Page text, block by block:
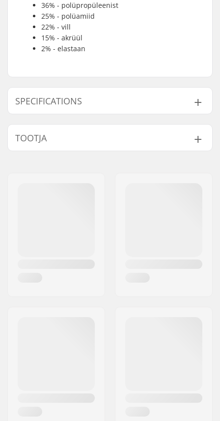
36% - polüpropüleenist
25% - polüamiid
22% - vill
15% - akrüül
2% - elastaan
SPECIFICATIONS
Sugu: Woman
TOOTJA